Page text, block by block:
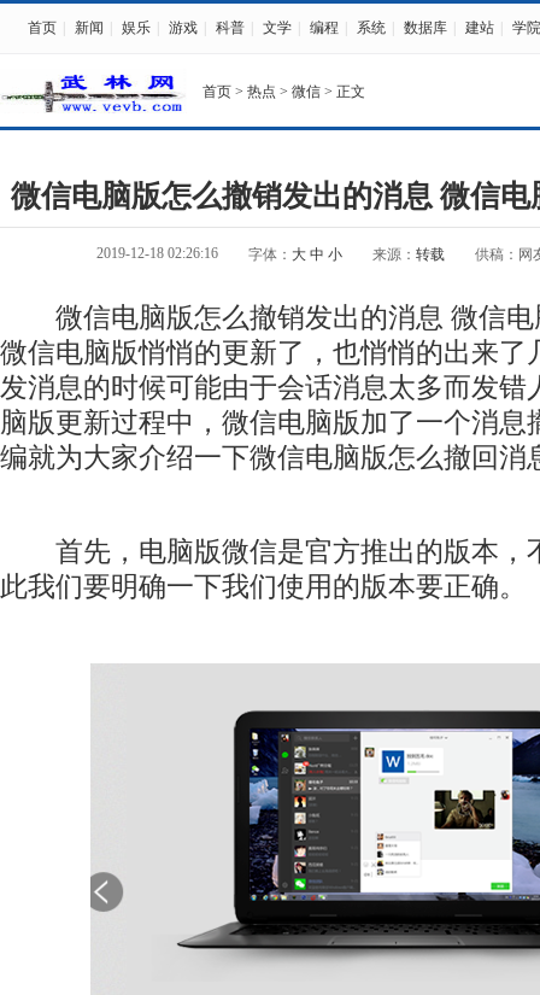
首页 新闻 娱乐 游戏 科普 文学 编程 系统 数据库 建站 学院
首页 > 热点 > 微信 > 正文
微信电脑版怎么撤销发出的消息 微信
2019-12-18 02:26:16 字体： 大 中 小 来源： 转载 供稿：网
微信电脑版怎么撤销发出的消息 微信电
微信电脑版悄悄的更新了，也悄悄的出来了
发消息的时候可能由于会话消息太多而发错
脑版更新过程中，微信电脑版加了一个消息
编就为大家介绍一下微信电脑版怎么撤回消
首先，电脑版微信是官方推出的版本，
此我们要明确一下我们使用的版本要正确。